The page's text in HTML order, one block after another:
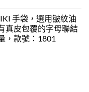
手袋，選用皺紋油
真皮包覆的字母聯結
，款號：1801